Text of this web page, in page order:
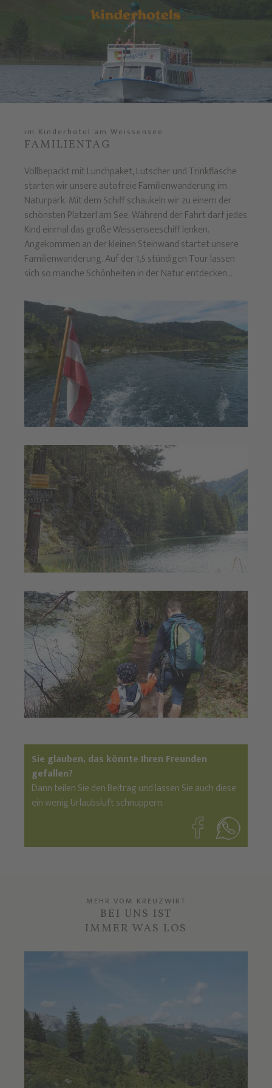
im Kinderhotel am Weissensee
FAMILIENTAG
Vollbepackt mit Lunchpaket, Lutscher und Trinkflasche
starten wir unsere autofreie Familienwanderung im
Naturpark. Mit dem Schiff schaukeln wir zu einem der
schönsten Platzerl am See. Während der Fahrt darf jedes
Kind einmal das große Weissenseeschiff lenken.
Angekommen an der kleinen Steinwand startet unsere
Familienwanderung. Auf der 1,5 stündigen Tour lassen
sich so manche Schönheiten in der Natur entdecken...
Sie glauben, das könnte Ihren Freunden
gefallen?
Dann teilen Sie den Beitrag und lassen Sie auch diese
ein wenig Urlaubsluft schnuppern.
MEHR VOM KREUZWIRT
BEI UNS IST
IMMER WAS LOS